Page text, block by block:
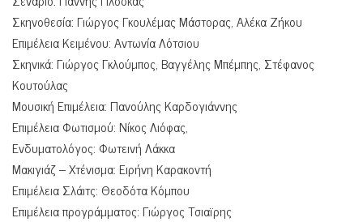
Σκηνοθεσία: Γιώργος Γκουλέμας Μάστορας, Αλέκα Ζήκου
Επιμέλεια Κειμένου: Αντωνία Λότσιου
Σκηνικά: Γιώργος Γκλούμπος, Βαγγέλης Μπέμπης, Στέφανος
Κουτούλας
Μουσική Επιμέλεια: Πανούλης Καρδογιάννης
Επιμέλεια Φωτισμού: Νίκος Λιόφας,
Ενδυματολόγος: Φωτεινή Λάκκα
Μακιγιάζ – Χτένισμα: Ειρήνη Καρακοντή
Επιμέλεια Σλάιτς: Θεοδότα Κόμπου
Επιμέλεια προγράμματος: Γιώργος Τσιαϊρης